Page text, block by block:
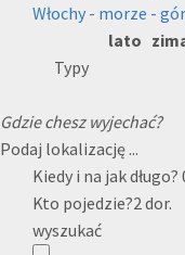
Włochy - morze -
lato
Typy
Gdzie chesz wyjechać?
Podaj lokalizację ...
Kiedy i na jak długo?
Kto pojedzie?2 dor.
wyszukać